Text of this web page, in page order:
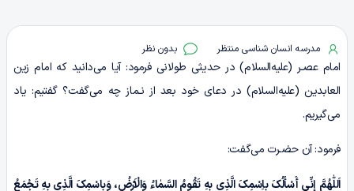
مدرسه انسان شناسی منتظر بدون نظر
امام عصـر (علیه‌السلام) در حدیثی طولانی فرمود: آیا می‌دانید که امام زین
العابدین (علیه‌السلام) در دعای خود بعد از نـماز چه می‌گفت؟ گفتیم: یاد
می‌گیریم.
فرمود: آن حضـرت می‌گفت:
اَللّٰهُمَّ إِنِّی أَسْأَلُکَ بِاِسْمِکَ الَّذِی بِهِ تَقُومُ السَّمٰاءُ وَالْاَرْضُ، وَبِاسْمِکَ الَّذِی بِهِ تَجْمَعُ